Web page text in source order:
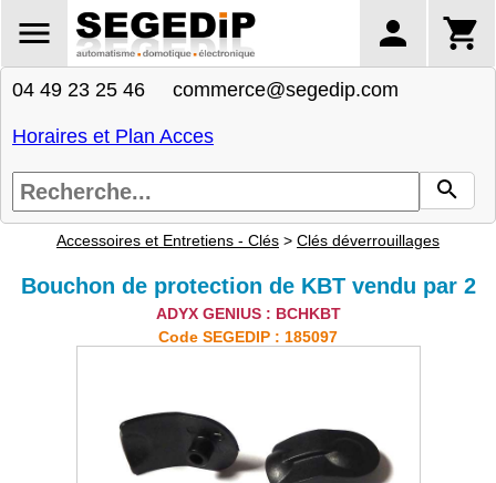
04 49 23 25 46 commerce@segedip.com
Horaires et Plan Acces
Accessoires et Entretiens - Clés > Clés déverrouillages
Bouchon de protection de KBT vendu par 2
ADYX GENIUS : BCHKBT
Code SEGEDIP : 185097